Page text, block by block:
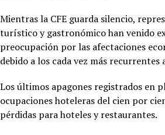
Mientras la CFE guarda silencio,
turístico y gastronómico han venido
preocupación por las afectaciones
debido a los cada vez más recurrentes
Los últimos apagones registrados en
ocupaciones hoteleras del cien por
pérdidas para hoteles y restaurantes.